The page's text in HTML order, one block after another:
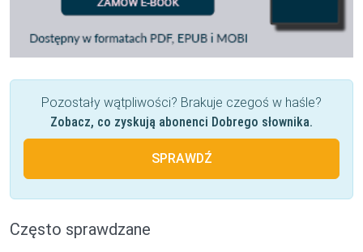
Pozostały wątpliwości? Brakuje czegoś w haśle?
Zobacz, co zyskują abonenci Dobrego słownika.
SPRAWDŹ
Często sprawdzane